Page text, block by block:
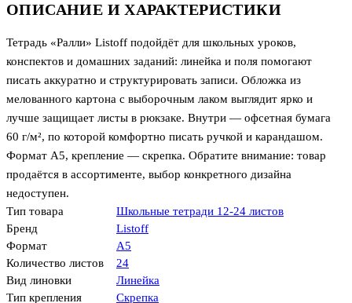
ОПИСАНИЕ И ХАРАКТЕРИСТИКИ
Тетрадь «Ралли» Listoff подойдёт для школьных уроков,
конспектов и домашних заданий: линейка и поля помогают
писать аккуратно и структурировать записи. Обложка из
мелованного картона с выборочным лаком выглядит ярко и
лучше защищает листы в рюкзаке. Внутри — офсетная бумага
60 г/м², по которой комфортно писать ручкой и карандашом.
Формат А5, крепление — скрепка. Обратите внимание: товар
продаётся в ассортименте, выбор конкретного дизайна
недоступен.
Тип товара
Школьные тетради 12-24 листов
Бренд
Listoff
Формат
А5
Количество листов
24
Вид линовки
Линейка
Тип крепления
Скрепка